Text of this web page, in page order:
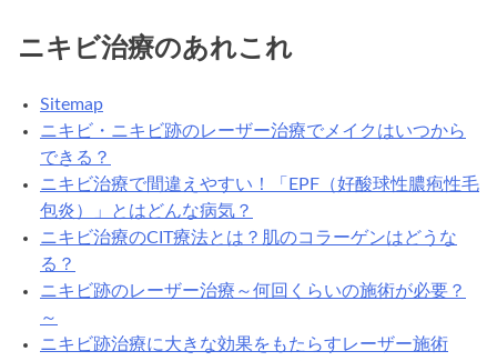
ニキビ治療のあれこれ
Sitemap
ニキビ・ニキビ跡のレーザー治療でメイクはいつから
できる？
ニキビ治療で間違えやすい！「EPF（好酸球性膿疱性毛
包炎）」とはどんな病気？
ニキビ治療のCIT療法とは？肌のコラーゲンはどうな
る？
ニキビ跡のレーザー治療～何回くらいの施術が必要？
～
ニキビ跡治療に大きな効果をもたらすレーザー施術